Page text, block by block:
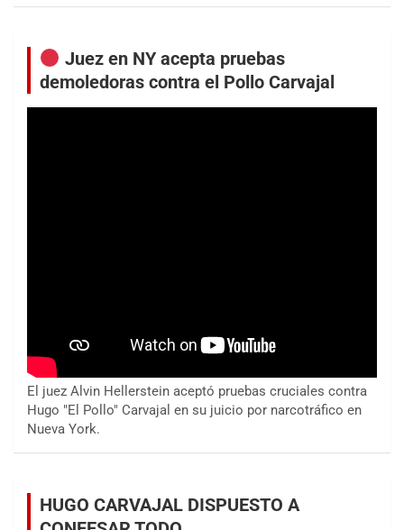
Juez en NY acepta pruebas
demoledoras contra el Pollo Carvajal
El juez Alvin Hellerstein aceptó pruebas cruciales contra
Hugo "El Pollo" Carvajal en su juicio por narcotráfico en
Nueva York.
HUGO CARVAJAL DISPUESTO A